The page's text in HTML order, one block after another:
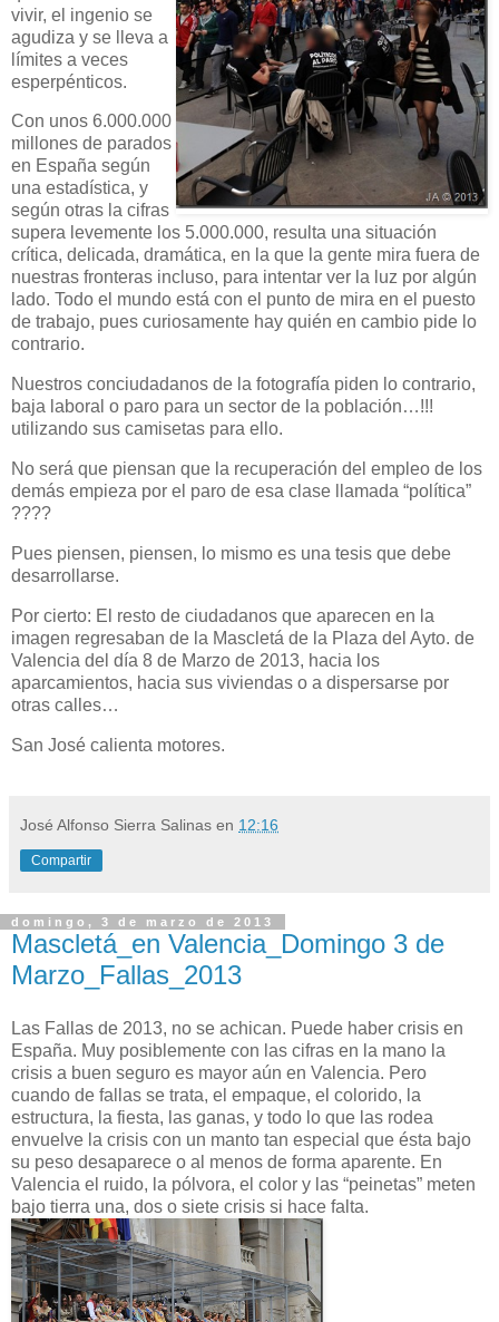
vivir, el ingenio se
agudiza y se lleva a
límites a veces
esperpénticos.
Con unos 6.000.000
millones de parados
en España según
una estadística, y
según otras la cifras
supera levemente los 5.000.000, resulta una situación
crítica, delicada, dramática, en la que la gente mira fuera de
nuestras fronteras incluso, para intentar ver la luz por algún
lado. Todo el mundo está con el punto de mira en el puesto
de trabajo, pues curiosamente hay quién en cambio pide lo
contrario.
Nuestros conciudadanos de la fotografía piden lo contrario,
baja laboral o paro para un sector de la población…!!!
utilizando sus camisetas para ello.
No será que piensan que la recuperación del empleo de los
demás empieza por el paro de esa clase llamada “política”
????
Pues piensen, piensen, lo mismo es una tesis que debe
desarrollarse.
Por cierto: El resto de ciudadanos que aparecen en la
imagen regresaban de la Mascletá de la Plaza del Ayto. de
Valencia del día 8 de Marzo de 2013, hacia los
aparcamientos, hacia sus viviendas o a dispersarse por
otras calles…
San José calienta motores.
José Alfonso Sierra Salinas en 12:16
Compartir
domingo, 3 de marzo de 2013
Mascletá_en Valencia_Domingo 3 de
Marzo_Fallas_2013
Las Fallas de 2013, no se achican. Puede haber crisis en
España. Muy posiblemente con las cifras en la mano la
crisis a buen seguro es mayor aún en Valencia. Pero
cuando de fallas se trata, el empaque, el colorido, la
estructura, la fiesta, las ganas, y todo lo que las rodea
envuelve la crisis con un manto tan especial que ésta bajo
su peso desaparece o al menos de forma aparente. En
Valencia el ruido, la pólvora, el color y las “peinetas” meten
bajo tierra una, dos o siete crisis si hace falta.